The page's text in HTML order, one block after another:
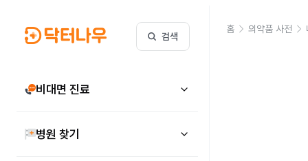
검색
비대면 진료
병원 찾기
홈 의약품 사전